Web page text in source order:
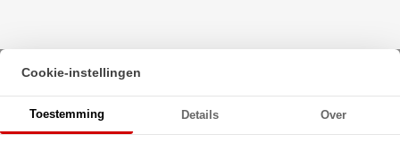
Beginpagina·
Zeskanttapbout Deeldraad DIN 931 M24x190mm 10.9
Onbehandeld
Cookie-instellingen
Toestemming Details Over